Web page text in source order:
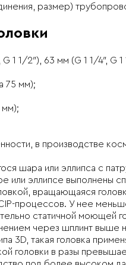
размер)
1 1/2″), 63 мм (G 1 1/4″, G
75 мм);
мм);
в производстве
шара или эллипса с
или эллипсе выполнены
вращающаяся
процессов. У нее
статичной моющей
через шплинт выше
3D, такая головка
головки в разы